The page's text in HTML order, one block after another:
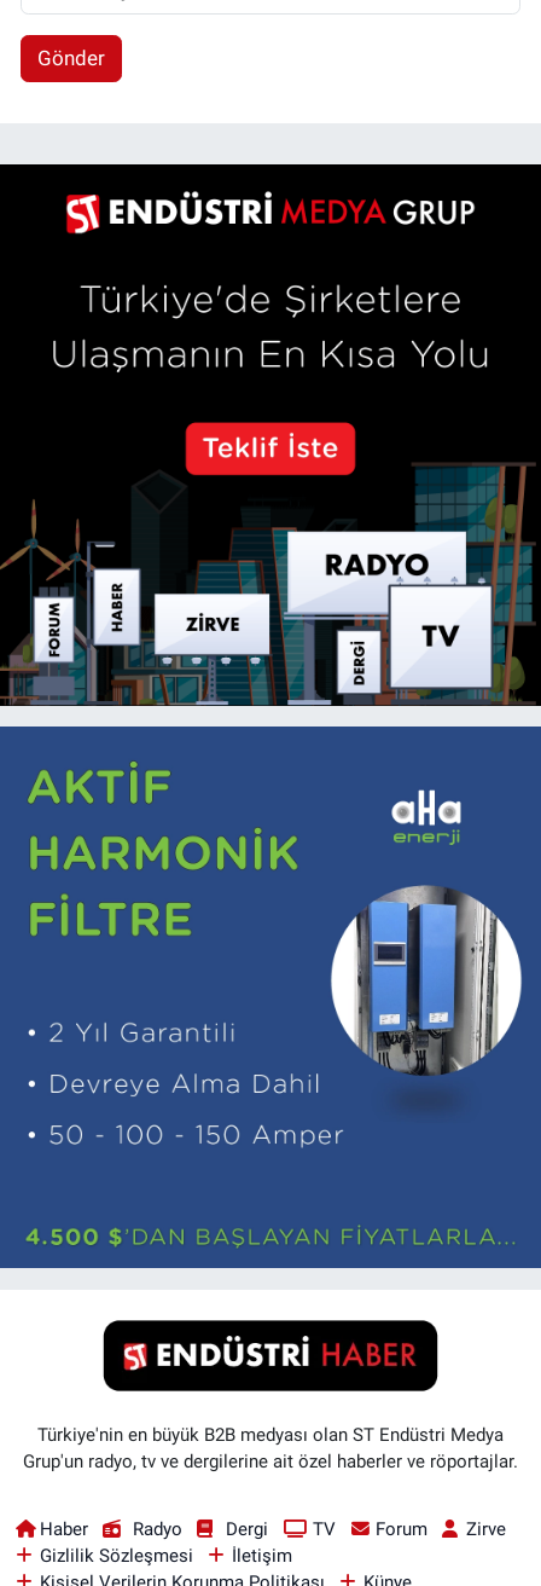
Gönder
Türkiye'nin en büyük B2B medyası olan ST Endüstri Medya
Grup'un radyo, tv ve dergilerine ait özel haberler ve röportajlar.
Haber Radyo Dergi TV Forum
Zirve
Gizlilik Sözleşmesi
İletişim